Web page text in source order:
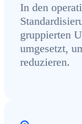
In den
gruppierten
umgesetzt,
reduzieren.